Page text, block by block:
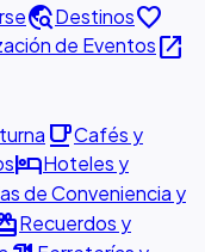
travel_exploreDestinosfavorite
de Eventosopen_in_new
local_cafeCafés y
hotelHoteles y
de Conveniencia y
Recuerdos y